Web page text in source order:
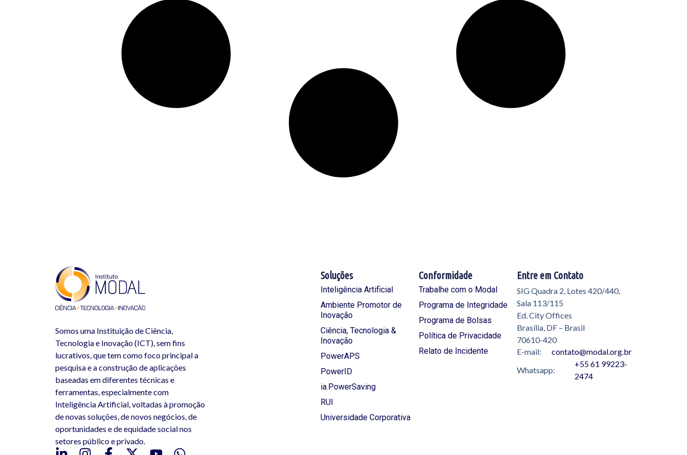
Somos uma Instituição de Ciência,
Tecnologia e Inovação (ICT), sem fins
lucrativos, que tem como foco principal a
pesquisa e a construção de aplicações
baseadas em diferentes técnicas e
ferramentas, especialmente com
Inteligência Artificial, voltadas à promoção
de novas soluções, de novos negócios, de
oportunidades e de equidade social nos
setores público e privado.
Soluções
Inteligência Artificial
Ambiente Promotor de
Inovação
Ciência, Tecnologia &
Inovação
PowerAPS
PowerID
ia.PowerSaving
RUI
Universidade Corporativa
Conformidade
Trabalhe com o Modal
Programa de Integridade
Programa de Bolsas
Política de Privacidade
Relato de Incidente
Entre em Contato
SIG Quadra 2, Lotes 420/440,
Sala 113/115
Ed. City Offices
Brasília, DF – Brasil
70610-420
E-mail:
contato@modal.org.br
Whatsapp:
+55 61 99223-
2474